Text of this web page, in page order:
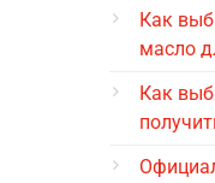
Как
масло
Как